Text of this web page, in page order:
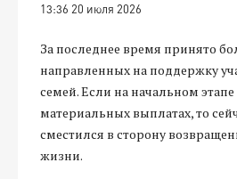
13:36 20 июля 2026
За последнее время принято
направленных на поддержку
семей. Если на начальном
материальных выплатах, то
сместился в сторону
жизни.